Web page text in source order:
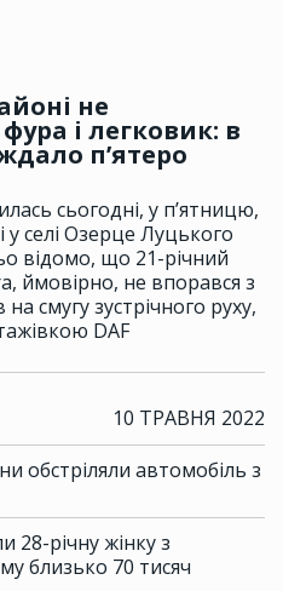
не
і легковик: в
п’ятеро
сьогодні, у п’ятницю,
у селі Озерце Луцького
відомо, що 21-річний
ймовірно, не впорався з
смугу зустрічного руху,
DAF
10 ТРАВНЯ 2022
обстріляли автомобіль з
28-річну жінку з
близько 70 тисяч